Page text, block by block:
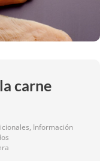
carne
, Información